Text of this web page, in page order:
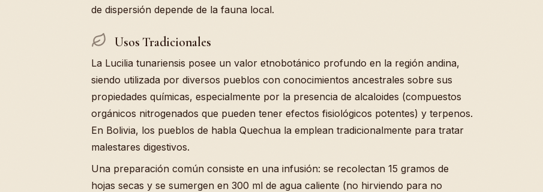
de dispersión depende de la fauna local.
Usos Tradicionales
La Lucilia tunariensis posee un valor etnobotánico profundo en la región andina,
siendo utilizada por diversos pueblos con conocimientos ancestrales sobre sus
propiedades químicas, especialmente por la presencia de alcaloides (compuestos
orgánicos nitrogenados que pueden tener efectos fisiológicos potentes) y terpenos.
En Bolivia, los pueblos de habla Quechua la emplean tradicionalmente para tratar
malestares digestivos.
Una preparación común consiste en una infusión: se recolectan 15 gramos de
hojas secas y se sumergen en 300 ml de agua caliente (no hirviendo para no